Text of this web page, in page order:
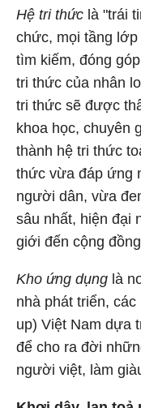
Hệ tri thức là "trái
chức, mọi tầng
tìm kiếm, đóng
tri thức của nhân
tri thức sẽ được
khoa học, chuyên
thành hệ tri thức
thức vừa đáp ứng
người dân, vừa
sâu nhất, hiện đại
giới đến cộng
Kho ứng dụng là
nhà phát triển,
up) Việt Nam dựa
để cho ra đời
người việt, làm